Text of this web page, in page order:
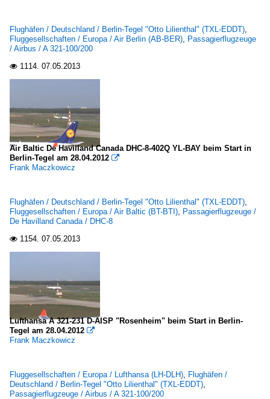
Flughäfen / Deutschland / Berlin-Tegel "Otto Lilienthal" (TXL-EDDT),
Fluggesellschaften / Europa / Air Berlin (AB-BER), Passagierflugzeuge
/ Airbus / A 321-100/200
 1114. 07.05.2013
Air Baltic De Havilland Canada DHC-8-402Q YL-BAY beim Start in
Berlin-Tegel am 28.04.2012 
Frank Maczkowicz
Flughäfen / Deutschland / Berlin-Tegel "Otto Lilienthal" (TXL-EDDT),
Fluggesellschaften / Europa / Air Baltic (BT-BTI), Passagierflugzeuge /
De Havilland Canada / DHC-8
 1154. 07.05.2013
Lufthansa A 321-231 D-AISP "Rosenheim" beim Start in Berlin-
Tegel am 28.04.2012 
Frank Maczkowicz
Fluggesellschaften / Europa / Lufthansa (LH-DLH), Flughäfen /
Deutschland / Berlin-Tegel "Otto Lilienthal" (TXL-EDDT),
Passagierflugzeuge / Airbus / A 321-100/200